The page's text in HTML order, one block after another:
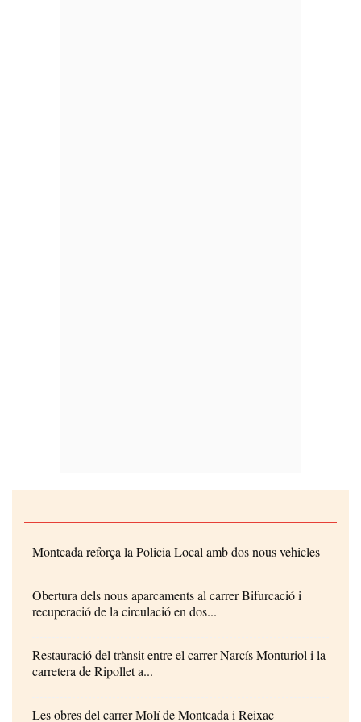
Montcada reforça la Policia Local amb dos nous vehicles
Obertura dels nous aparcaments al carrer Bifurcació i
recuperació de la circulació en dos...
Restauració del trànsit entre el carrer Narcís Monturiol i la
carretera de Ripollet a...
Les obres del carrer Molí de Montcada i Reixac